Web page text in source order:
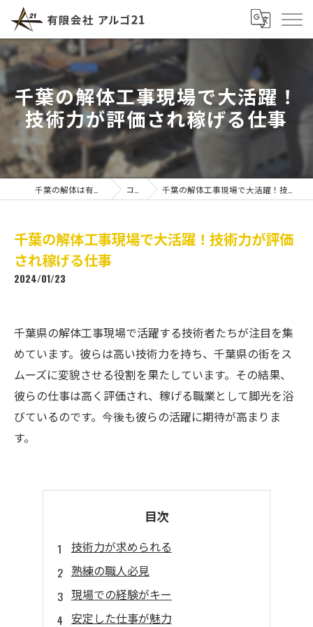
千葉の解体工事現場で大活躍！
技術力が評価され稼げる仕事
コラム 千葉の解体工事現場で大活躍！技術力が評価され稼げる仕事
千葉の解体工事現場で大活躍！技術力が評価
され稼げる仕事
2024/01/23
千葉県の解体工事現場で活躍する技術者たちが注目を集
めています。彼らは高い技術力を持ち、千葉県の街をス
ムーズに変貌させる役割を果たしています。その結果、
彼らの仕事は高く評価され、稼げる職業として脚光を浴
びているのです。今後も彼らの活躍に期待が高まりま
す。
目次
技術力が求められる
熟練の職人必見
現場での経験がキー
安定した仕事が魅力